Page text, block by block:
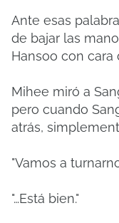
Ante esas
de bajar las
Hansoo con
Mihee miró a
pero cuando
atrás,
"Vamos a
"…Está bien."